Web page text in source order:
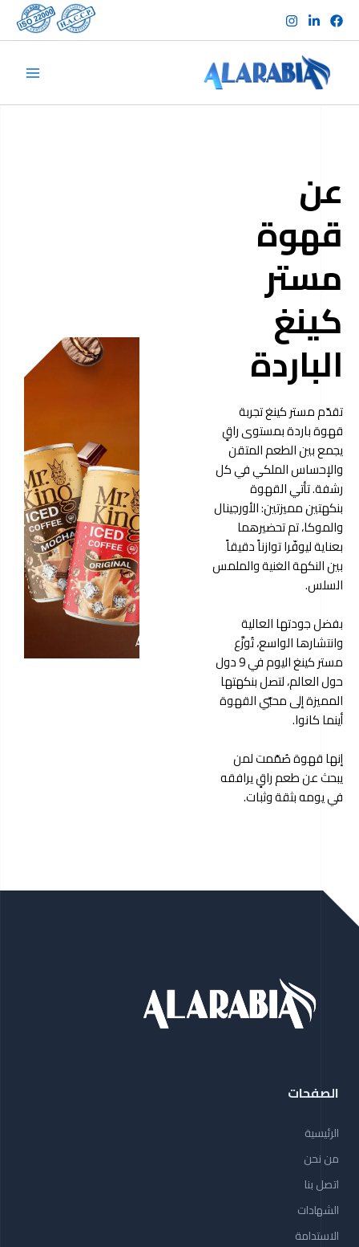
تخطي
المحتوى
عن
قهوة
مستر
كينغ
الباردة
تقدّم مستر كينغ تجربة
قهوة باردة بمستوى راقٍ
يجمع بين الطعم المتقن
والإحساس الملكي في كل
رشفة. تأتي القهوة
بنكهتين مميزتين: الأورجينال
والموكا، تم تحضيرهما
بعناية ليوفّرا توازناً دقيقاً
بين النكهة الغنية والملمس
السلس.
بفضل جودتها العالية
وانتشارها الواسع، تُوزَّع
مستر كينغ اليوم في 9 دول
حول العالم، لتصل بنكهتها
المميزة إلى محبّي القهوة
أينما كانوا.
إنها قهوة صُمّمت لمن
يبحث عن طعم راقٍ يرافقه
في يومه بثقة وثبات.
الصفحات
الرئيسية
من نحن
اتصل بنا
الشهادات
الاستدامة